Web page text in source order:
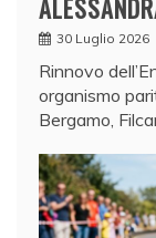
30 Luglio 2026
Rinnovo
organismo
Bergamo,